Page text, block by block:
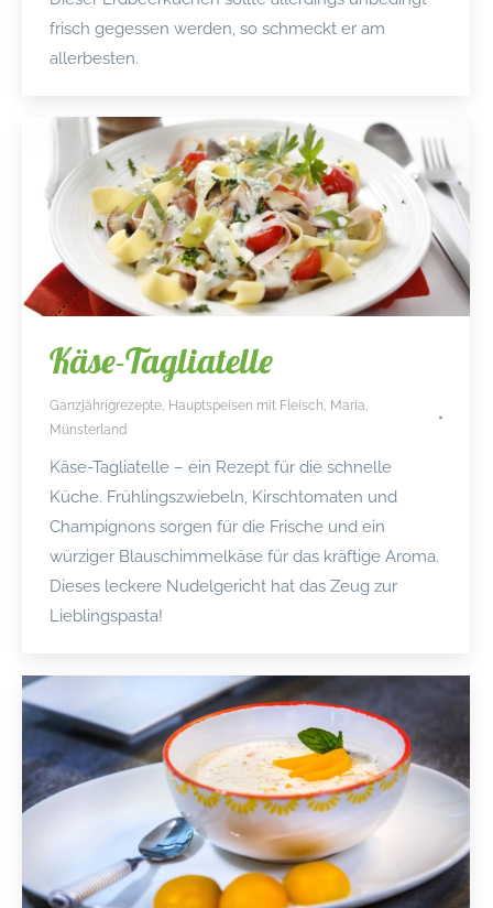
frisch gegessen werden, so schmeckt er am
allerbesten.
Käse-Tagliatelle
Ganzjährigrezepte, Hauptspeisen mit Fleisch, Maria,
Münsterland
Käse-Tagliatelle – ein Rezept für die schnelle
Küche. Frühlingszwiebeln, Kirschtomaten und
Champignons sorgen für die Frische und ein
würziger Blauschimmelkäse für das kräftige Aroma.
Dieses leckere Nudelgericht hat das Zeug zur
Lieblingspasta!